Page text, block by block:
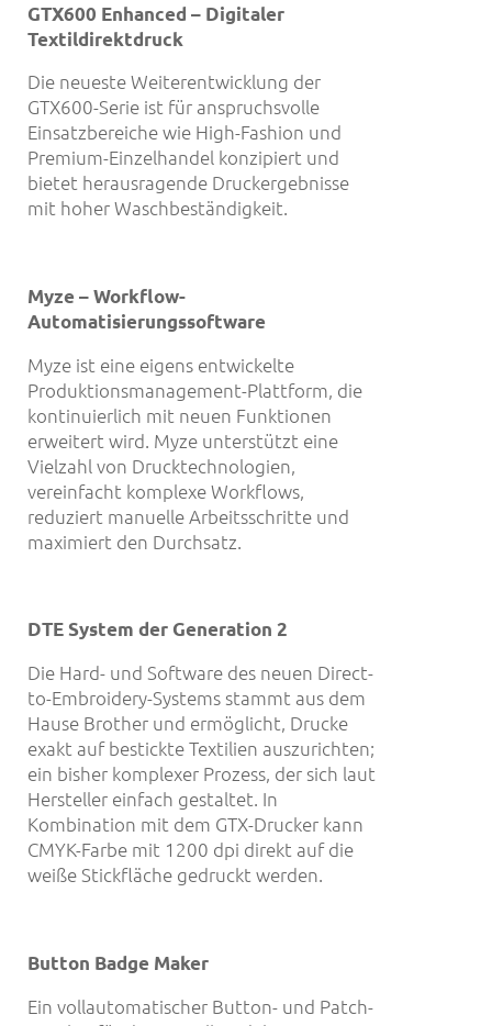
GTX600 Enhanced – Digitaler
Textildirektdruck
Die neueste Weiterentwicklung der
GTX600-Serie ist für anspruchsvolle
Einsatzbereiche wie High-Fashion und
Premium-Einzelhandel konzipiert und
bietet herausragende Druckergebnisse
mit hoher Waschbeständigkeit.
Myze –Workflow-
Automatisierungssoftware
Myze ist eine eigens entwickelte
Produktionsmanagement-Plattform, die
kontinuierlich mit neuen Funktionen
erweitert wird. Myze unterstützt eine
Vielzahl von Drucktechnologien,
vereinfacht komplexe Workflows,
reduziert manuelle Arbeitsschritte und
maximiert den Durchsatz.
DTE System der Generation 2
Die Hard- und Software des neuen Direct-
to-Embroidery-Systems stammt aus dem
Hause Brother und ermöglicht, Drucke
exakt auf bestickte Textilien auszurichten;
ein bisher komplexer Prozess, der sich laut
Hersteller einfach gestaltet. In
Kombination mit dem GTX-Drucker kann
CMYK-Farbe mit 1200 dpi direkt auf die
weiße Stickfläche gedruckt werden.
Button Badge Maker
Ein vollautomatischer Button- und Patch-